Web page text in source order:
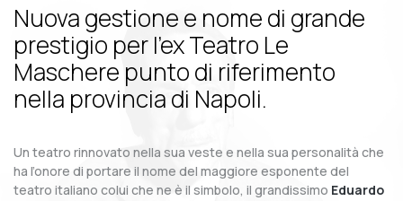
Nuova gestione e nome di grande
prestigio per l’ex Teatro Le
Maschere punto di riferimento
nella provincia di Napoli.
Un teatro rinnovato nella sua veste e nella sua personalità che
ha l’onore di portare il nome del maggiore esponente del
teatro italiano colui che ne è il simbolo, il grandissimo Eduardo